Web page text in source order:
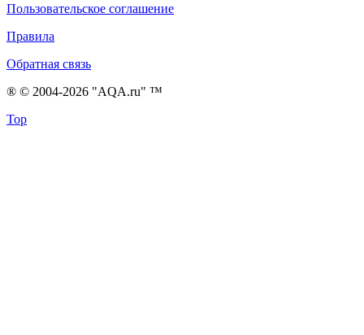
Пользовательское соглашение
Правила
Обратная связь
® © 2004-2026 "AQA.ru" ™
Top